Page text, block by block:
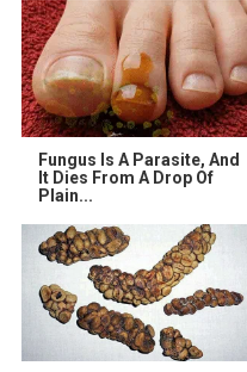
Fungus Is A Parasite, And
It Dies From A Drop Of
Plain...